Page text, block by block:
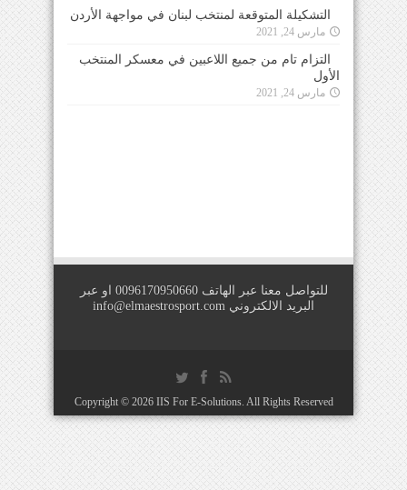
التشكيلة المتوقعة لمنتخب لبنان في مواجهة الأردن
مارس 24, 2021
التزام تام من جميع اللاعبين في معسكر المنتخب
الأول
مارس 24, 2021
للتواصل معنا عبر الهاتف 0096170950660 او عبر
البريد الالكتروني info@elmaestrosport.com
Copyright © 2026 IIS For E-Solutions. All Rights Reserved